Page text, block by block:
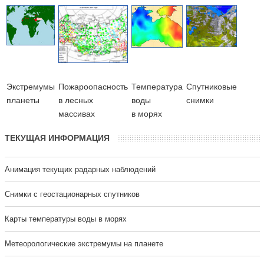
Экстремумы
планеты
Пожароопасность
в лесных
массивах
Температура
воды
в морях
Cпутниковые
снимки
ТЕКУЩАЯ ИНФОРМАЦИЯ
Анимация текущих радарных наблюдений
Cнимки с геостационарных спутников
Карты температуры воды в морях
Метеорологические экстремумы на планете